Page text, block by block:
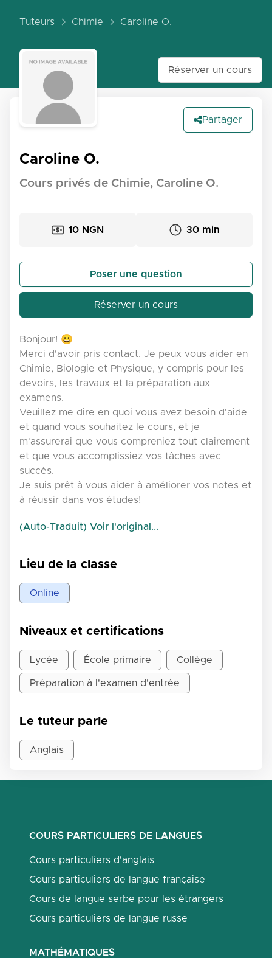
Tuteurs Chimie Caroline O.
Réserver un cours
Partager
Caroline O.
Cours privés de Chimie, Caroline O.
10 NGN 30 min
Poser une question
Réserver un cours
Bonjour! 😀
Merci d'avoir pris contact. Je peux vous aider en
Chimie, Biologie et Physique, y compris pour les
devoirs, les travaux et la préparation aux
examens.
Veuillez me dire en quoi vous avez besoin d'aide
et quand vous souhaitez le cours, et je
m'assurerai que vous compreniez tout clairement
et que vous accomplissiez vos tâches avec
succès.
Je suis prêt à vous aider à améliorer vos notes et
à réussir dans vos études!
(Auto-Traduit) Voir l'original...
Lieu de la classe
Online
Niveaux et certifications
Lycée École primaire Collège
Préparation à l'examen d'entrée
Le tuteur parle
Anglais
COURS PARTICULIERS DE LANGUES
Cours particuliers d'anglais
Cours particuliers de langue française
Cours de langue serbe pour les étrangers
Cours particuliers de langue russe
MATHÉMATIQUES